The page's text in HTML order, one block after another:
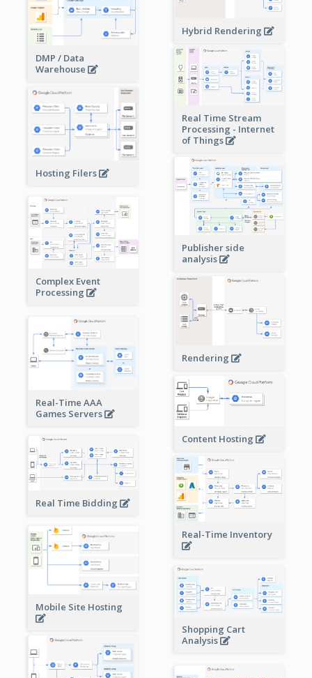
Hybrid Rendering
DMP / Data
Warehouse
Real Time Stream
Processing - Internet
of Things
Hosting Filers
Publisher side
analysis
Complex Event
Processing
Rendering
Real-Time AAA
Games Servers
Content Hosting
Real Time Bidding
Real-Time Inventory
Mobile Site Hosting
Shopping Cart
Analysis